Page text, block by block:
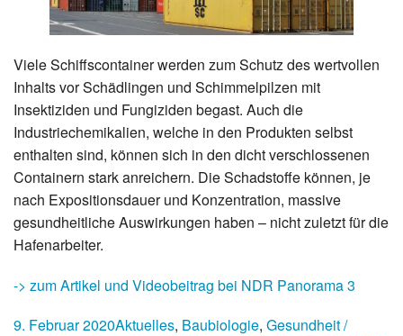
Viele Schiffscontainer werden zum Schutz des wertvollen
Inhalts vor Schädlingen und Schimmelpilzen mit
Insektiziden und Fungiziden begast. Auch die
Industriechemikalien, welche in den Produkten selbst
enthalten sind, können sich in den dicht verschlossenen
Containern stark anreichern. Die Schadstoffe können, je
nach Expositionsdauer und Konzentration, massive
gesundheitliche Auswirkungen haben – nicht zuletzt für die
Hafenarbeiter.
-> zum Artikel und Videobeitrag bei NDR Panorama 3
9. Februar 2020Aktuelles, Baubiologie, Gesundheit /